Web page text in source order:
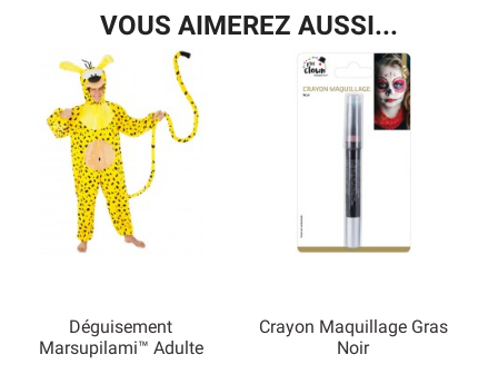
VOUS AIMEREZ AUSSI...
Déguisement
Marsupilami™ Adulte
Crayon Maquillage Gras
Noir